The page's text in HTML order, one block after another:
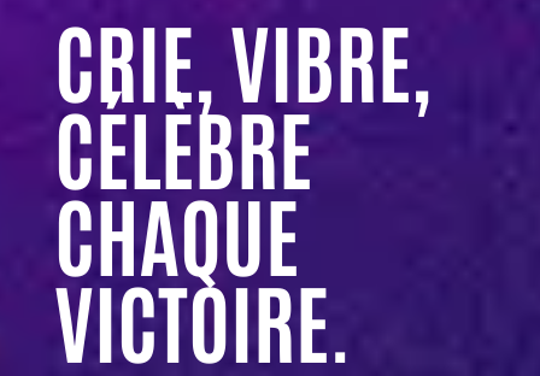
CRIE, VIBRE,
CÉLÈBRE
CHAQUE
VICTOIRE.